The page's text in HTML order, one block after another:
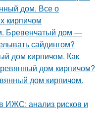
дом. Все о
кирпичом
Бревенчатый дом —
сайдингом?
дом кирпичом. Как
дом кирпичом?
дом кирпичом.
ИЖС: анализ рисков и